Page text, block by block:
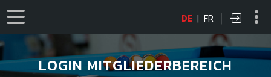
DE | FR
LOGIN MITGLIEDERBEREICH